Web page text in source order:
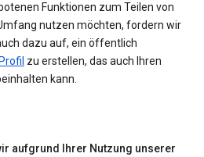
Funktionen zum Teilen von
nutzen möchten, fordern wir
dazu auf, ein öffentlich
zu erstellen, das auch Ihren
kann.
aufgrund Ihrer Nutzung unserer